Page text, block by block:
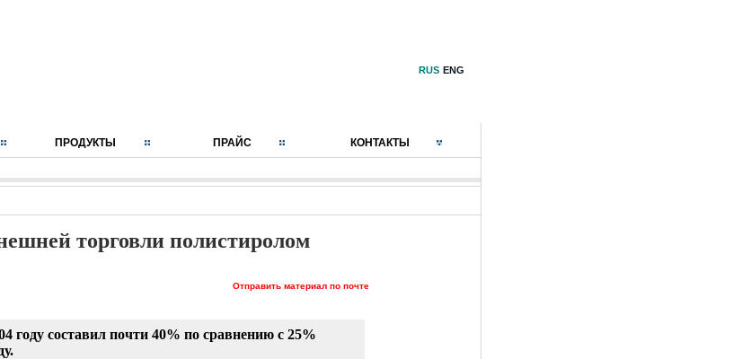
RUS ENG
ПРОДУКТЫ ПРАЙС КОНТАКТЫ
торговли полистиролом
Отправить материал по почте
году составил почти 40% по сравнению с 25%